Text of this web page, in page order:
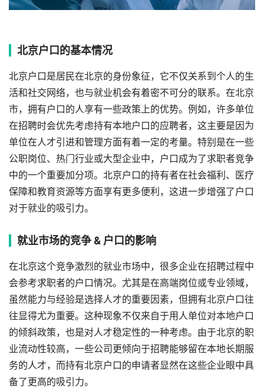
北京户口的基本情况
北京户口是居民在北京的身份象征，它不仅关系到个人的生
活和社交网络，也与就业机会有着密不可分的联系。在北京
市，拥有户口的人享有一些政策上的优势。例如，许多单位
在招聘时会优先考虑持有本地户口的应聘者，这主要是因为
单位在人才引进和管理方面有着一定的考量。特别是在一些
公职岗位、热门行业或大型企业中，户口成为了求职者竞争
中的一个重要加分项。北京户口的持有者在社会福利、医疗
保障和教育资源等方面享有更多便利，这进一步增强了户口
对于就业的吸引力。
就业市场的竞争 & 户口的影响
在北京这个竞争激烈的就业市场中，很多企业在招聘过程中
会参考求职者的户口情况。尤其是在高端岗位或专业领域，
虽然能力与经验是选择人才的重要因素，但拥有北京户口往
往显得尤为重要。这种现象不仅来自于用人单位对本地户口
的倾斜政策，也是对人才稳定性的一种考虑。由于北京的职
业流动性较高，一些公司更倾向于招聘能够留在本地长期服
务的人才，而持有北京户口的申请者显然在这些企业眼中具
备了更高的吸引力。